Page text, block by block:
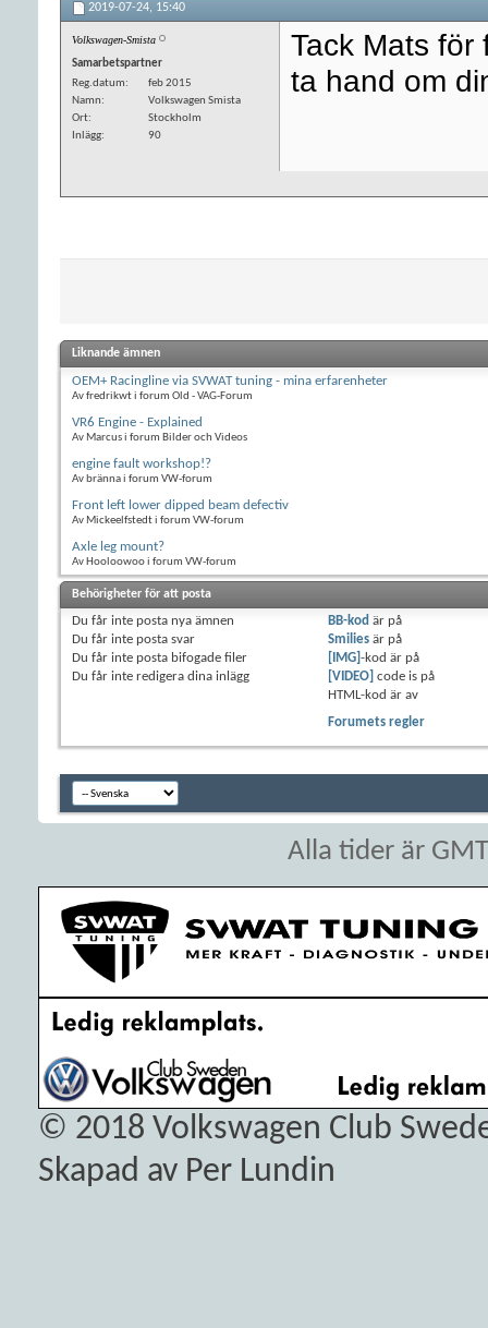
2019-07-24, 15:40
Volkswagen-Smista
Samarbetspartner
Reg.datum
feb 2015
Namn
Volkswagen Smista
Ort
Stockholm
Inlägg
90
Tack Mats för
ta hand om
Liknande ämnen
OEM+ Racingline via SVWAT tuning - mina erfarenheter
Av fredrikwt i forum Old - VAG-Forum
VR6 Engine - Explained
Av Marcus i forum Bilder och Videos
engine fault workshop!?
Av bränna i forum VW-forum
Front left lower dipped beam defectiv
Av Mickeelfstedt i forum VW-forum
Axle leg mount?
Av Hooloowoo i forum VW-forum
Behörigheter för att posta
Du får inte posta nya ämnen
Du får inte posta svar
Du får inte posta bifogade filer
Du får inte redigera dina inlägg
BB-kod är på
Smiliesär på
[IMG] -kod är på
[VIDEO] code is på
HTML-kod är av
Forumets regler
Alla tider är
© 2018 Volkswagen Club
Skapad av Per Lundin